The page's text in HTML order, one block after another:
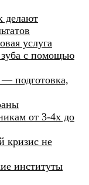
делают
услуга
зуба с помощью
подготовка,
от 3-4х до
кризис не
институты